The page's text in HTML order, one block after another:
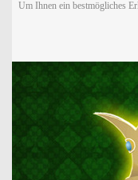
Um Ihnen ein bestmögliches